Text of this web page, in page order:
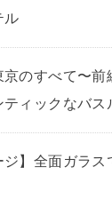
ル
京のすべて〜前
ィックなバス
ジ】全面ガラ